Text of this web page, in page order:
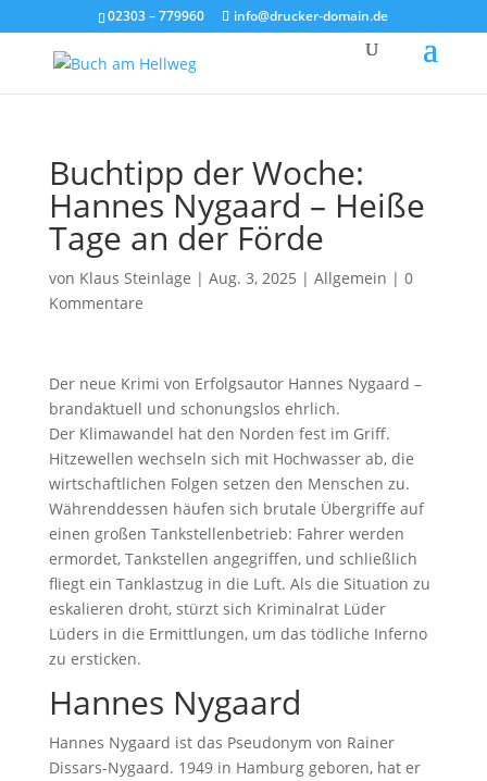
02303 – 779960 info@drucker-domain.de
Buchtipp der Woche:
Hannes Nygaard – Heiße
Tage an der Förde
von Klaus Steinlage | Aug. 3, 2025 | Allgemein | 0
Kommentare
Der neue Krimi von Erfolgsautor Hannes Nygaard –
brandaktuell und schonungslos ehrlich.
Der Klimawandel hat den Norden fest im Griff.
Hitzewellen wechseln sich mit Hochwasser ab, die
wirtschaftlichen Folgen setzen den Menschen zu.
Währenddessen häufen sich brutale Übergriffe auf
einen großen Tankstellenbetrieb: Fahrer werden
ermordet, Tankstellen angegriffen, und schließlich
fliegt ein Tanklastzug in die Luft. Als die Situation zu
eskalieren droht, stürzt sich Kriminalrat Lüder
Lüders in die Ermittlungen, um das tödliche Inferno
zu ersticken.
Hannes Nygaard
Hannes Nygaard ist das Pseudonym von Rainer
Dissars-Nygaard. 1949 in Hamburg geboren, hat er